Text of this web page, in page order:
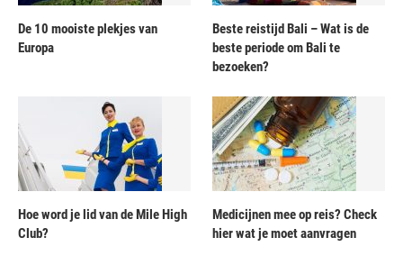
De 10 mooiste plekjes van
Europa
Beste reistijd Bali – Wat is de
beste periode om Bali te
bezoeken?
Hoe word je lid van de Mile High
Club?
Medicijnen mee op reis? Check
hier wat je moet aanvragen